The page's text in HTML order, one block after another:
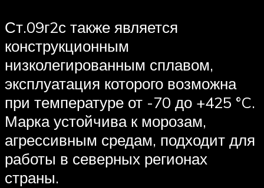
Ст.09г2с также является
конструкционным
низколегированным сплавом,
эксплуатация которого возможна
при температуре от -70 до +425 °C.
Марка устойчива к морозам,
агрессивным средам, подходит для
работы в северных регионах
страны.